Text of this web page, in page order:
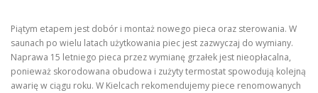
Piątym etapem jest dobór i montaż nowego pieca oraz sterowania. W
saunach po wielu latach użytkowania piec jest zazwyczaj do wymiany.
Naprawa 15 letniego pieca przez wymianę grzałek jest nieopłacalna,
ponieważ skorodowana obudowa i zużyty termostat spowodują kolejną
awarię w ciągu roku. W Kielcach rekomendujemy piece renomowanych